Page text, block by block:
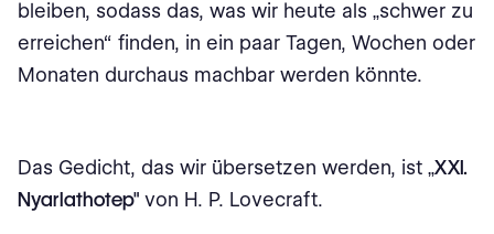
bleiben, sodass das, was wir heute als „schwer zu
erreichen“ finden, in ein paar Tagen, Wochen oder
Monaten durchaus machbar werden könnte.
Das Gedicht, das wir übersetzen werden, ist „XXI.
Nyarlathotep" von H. P. Lovecraft.